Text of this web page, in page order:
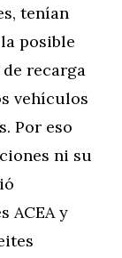
tenían
posible
recarga
vehículos
Por eso
ni su
ACEA y